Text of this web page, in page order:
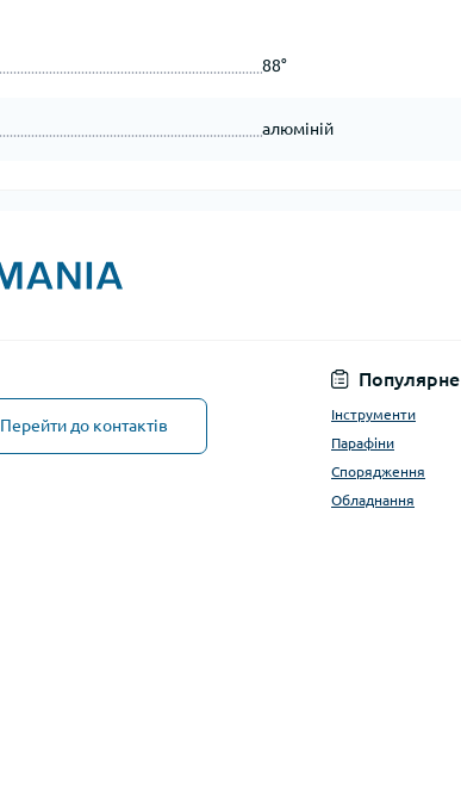
88°
алюміній
Перейти до контактів
Популярне
Інструменти
Парафіни
Спорядження
Обладнання